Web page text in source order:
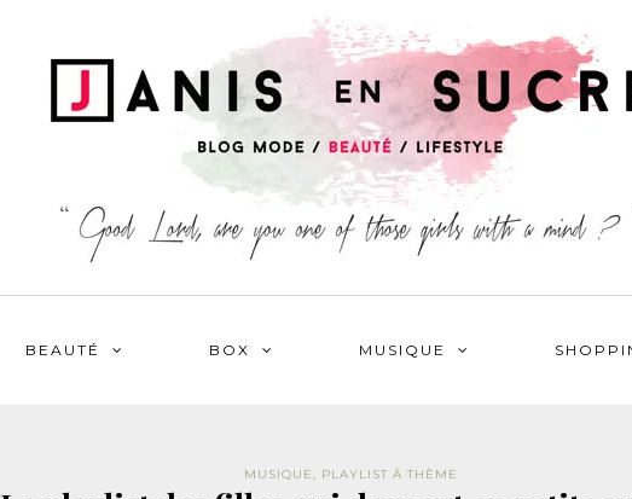
BEAUTÉ BOX MUSIQUE
MUSIQUE, PLAYLIST À THÈME